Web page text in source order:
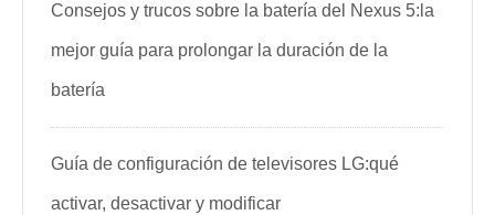
Consejos y trucos sobre la batería del Nexus 5:la
mejor guía para prolongar la duración de la
batería
Guía de configuración de televisores LG:qué
activar, desactivar y modificar